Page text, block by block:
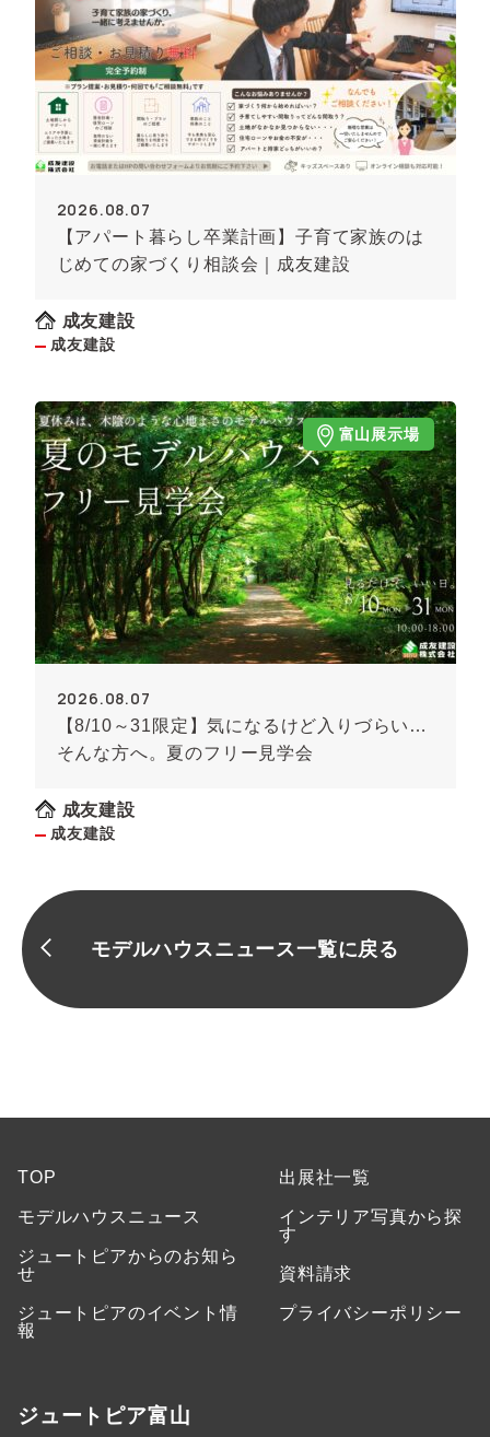
2026.08.07
【アパート暮らし卒業計画】子育て家族のは
じめての家づくり相談会｜成友建設
成友建設
成友建設
富山展示場
2026.08.07
【8/10～31限定】気になるけど入りづらい…
そんな方へ。夏のフリー見学会
成友建設
成友建設
モデルハウスニュース一覧に戻る
TOP
モデルハウスニュース
ジュートピアからのお知ら
せ
ジュートピアのイベント情
報
出展社一覧
インテリア写真から探
す
資料請求
プライバシーポリシー
ジュートピア富山